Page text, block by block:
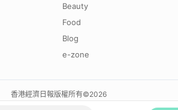
Beauty
Food
Blog
e-zone
香港經濟日報版權所有©2026